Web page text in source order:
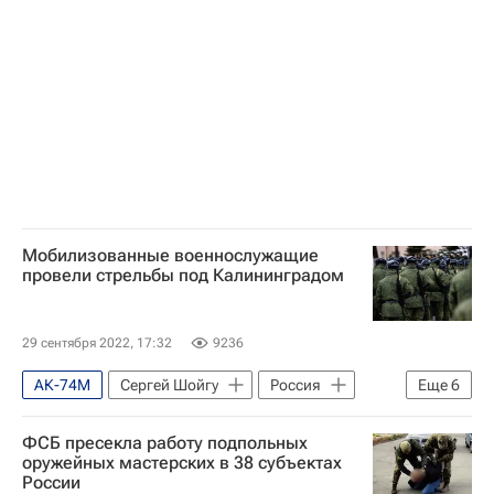
Мобилизованные военнослужащие
провели стрельбы под Калининградом
29 сентября 2022, 17:32 9236
Еще6
АК-74М Сергей Шойгу
Россия
Калининград
Калининградская область
Т-72Б3
ШАК-12
ФСБ пресекла работу подпольных
оружейных мастерских в 38 субъектах
России